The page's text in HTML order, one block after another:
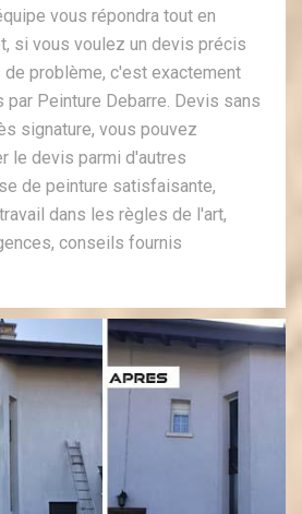
vous répondra tout en
si vous voulez un devis précis
problème, c'est exactement
Peinture Debarre. Devis sans
signature, vous pouvez
le devis parmi d'autres
de peinture satisfaisante,
dans les règles de l'art,
conseils fournis